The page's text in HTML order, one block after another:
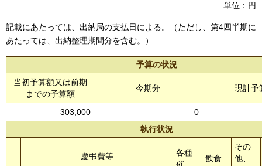
単位：円
記載にあたっては、出納局の支払日による。（ただし、第4四半期に
あたっては、出納整理期間分を含む。）
予算の状況
当初予算額又は前期
までの予算額
今期分 現計予
303,000
0
執行状況
慶弔費等
各種
催
飲食
その
他、